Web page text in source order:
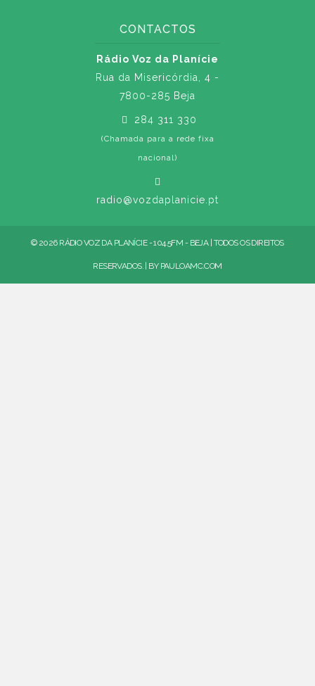
CONTACTOS
Rádio Voz da Planície
Rua da Misericórdia, 4 -
7800-285 Beja
284 311 330
(Chamada para a rede fixa
nacional)
radio@vozdaplanicie.pt
© 2026 RÁDIO VOZ DA PLANÍCIE - 104.5FM - BEJA | TODOS OS DIREITOS
RESERVADOS. | BY PAULOAMC.COM